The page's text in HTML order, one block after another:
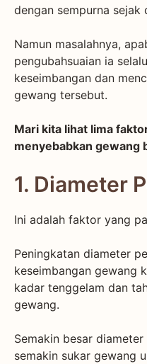
dengan sempurna sejak
Namun masalahnya,
pengubahsuaian ia
keseimbangan dan
gewang tersebut.
Mari kita lihat lima
menyebabkan gewang
1. Diameter
Ini adalah faktor yang
Peningkatan diameter
keseimbangan gewang
kadar tenggelam dan
gewang.
Semakin besar
semakin sukar gewang